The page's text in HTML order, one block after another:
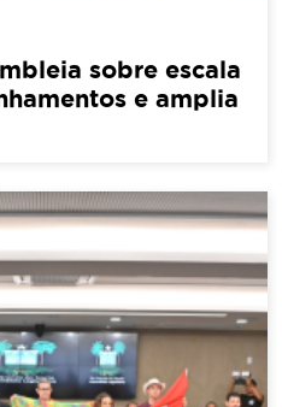
sobre escala
e amplia